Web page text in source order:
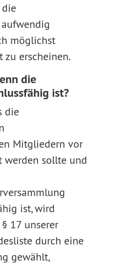
möglichst
erscheinen.
die
ist?
die
Mitgliedern vor
werden sollte und
ist, wird
17 unserer
durch eine
gewählt,